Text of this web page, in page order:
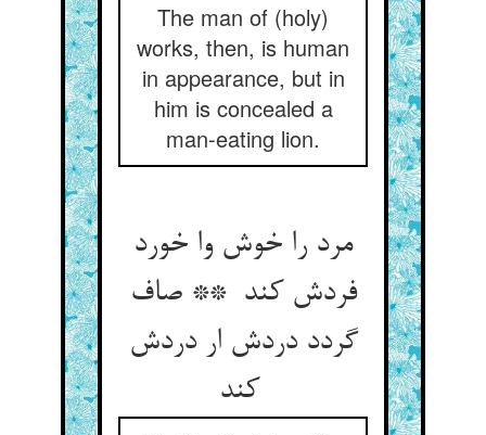
The man of (holy)
works, then, is human
in appearance, but in
him is concealed a
man-eating lion.
مرد را خوش وا خورد
فردش کند ** صاف
گردد دردش ار دردش
کند